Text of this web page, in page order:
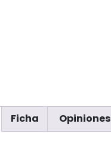
Ficha Opiniones